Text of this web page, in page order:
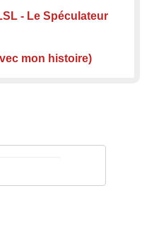
- Le Spéculateur
mon histoire)